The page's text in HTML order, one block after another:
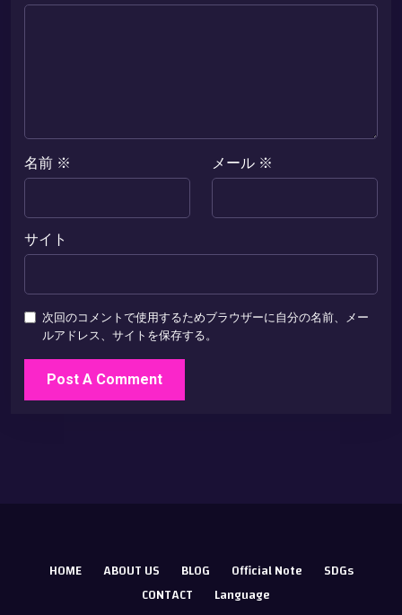
名前 ※ メール ※
サイト
次回のコメントで使用するためブラウザーに自分の名前、メー
ルアドレス、サイトを保存する。
HOME ABOUT US BLOG Official Note
SDGs
CONTACT
Language